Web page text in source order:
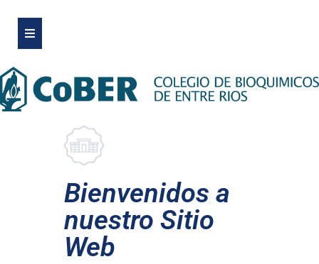
Bienvenidos a
nuestro Sitio
Web